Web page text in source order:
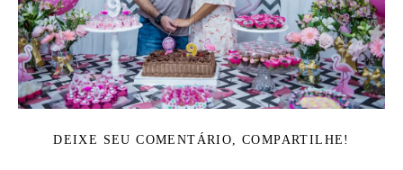
DEIXE SEU COMENTÁRIO, COMPARTILHE!